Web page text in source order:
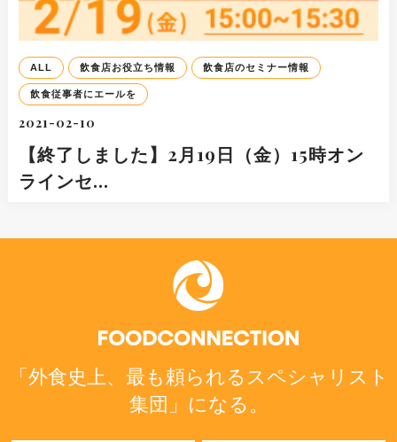
ALL 飲食店お役立ち情報 飲食店のセミナー情報
飲食従事者にエールを
2021-02-10
【終了しました】2月19日（金）15時オン
ラインセ…
「外食史上、最も頼られるスペシャリスト
集団」になる。